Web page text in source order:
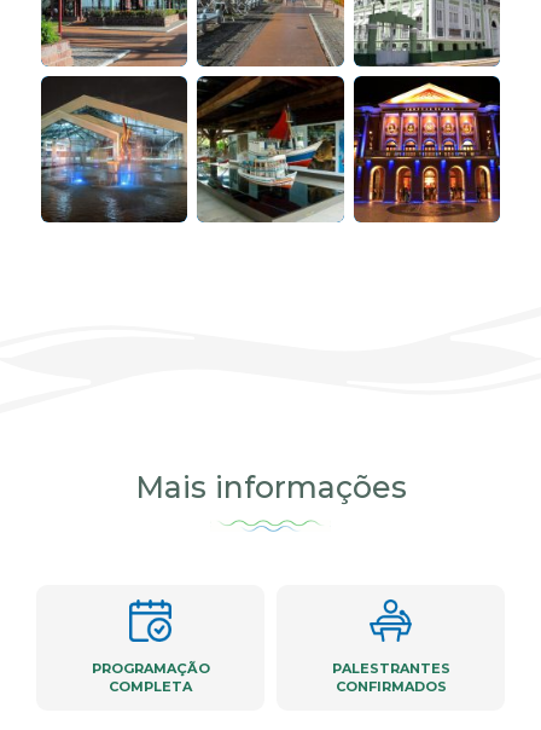
Mais informações
PROGRAMAÇÃO
COMPLETA
PALESTRANTES
CONFIRMADOS